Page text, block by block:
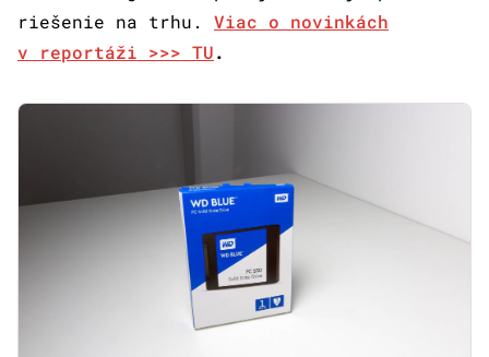
riešenie na trhu. Viac o novinkách
v reportáži >>> TU.